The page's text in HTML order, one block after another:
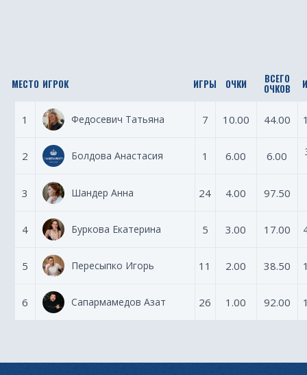
МЕСТО ИГРОК ИГРЫ ОЧКИ ВСЕГО
ОЧКОВ
1 Федосевич Татьяна 7 10.00 44.00
2 Болдова Анастасия 1 6.00 6.00
3 Шандер Анна 24 4.00 97.50
4 Буркова Екатерина 5 3.00 17.00
5 Пересыпко Игорь 11 2.00 38.50
6 Сапармамедов Азат 26 1.00 92.00